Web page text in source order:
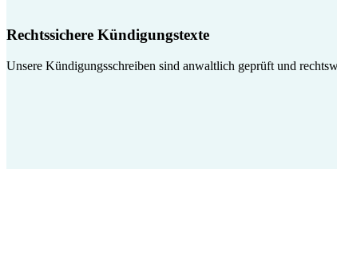
Rechtssichere Kündigungstexte
Unsere Kündigungsschreiben sind anwaltlich geprüft und